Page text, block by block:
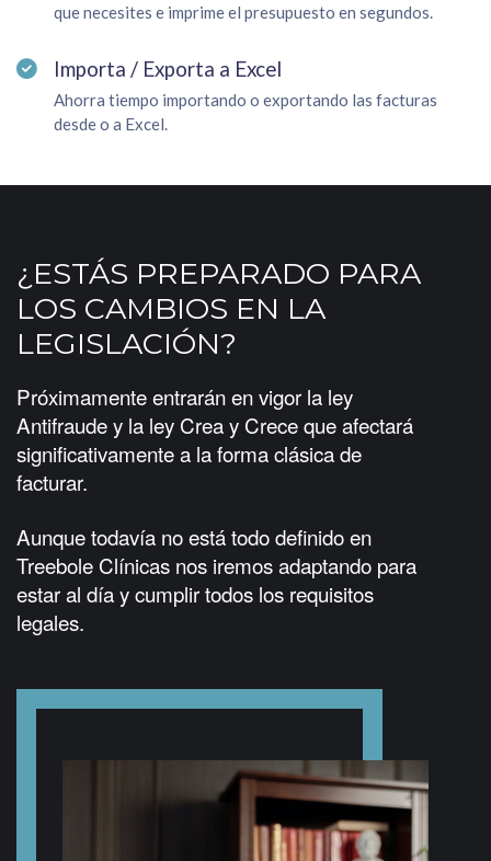
que necesites e imprime el presupuesto en segundos.
Importa / Exporta a Excel
Ahorra tiempo importando o exportando las facturas
desde o a Excel.
¿ESTÁS PREPARADO PARA
LOS CAMBIOS EN LA
LEGISLACIÓN?
Próximamente entrarán en vigor la ley
Antifraude y la ley Crea y Crece que afectará
significativamente a la forma clásica de
facturar.
Aunque todavía no está todo definido en
Treebole Clínicas nos iremos adaptando para
estar al día y cumplir todos los requisitos
legales.